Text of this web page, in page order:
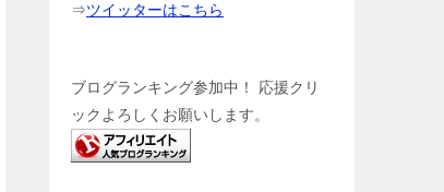
⇒ツイッターはこちら
ブログランキング参加中！ 応援クリ
ックよろしくお願いします。